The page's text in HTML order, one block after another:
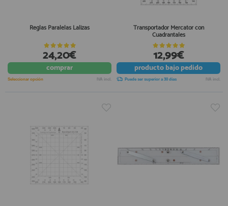
Reglas Paralelas Lalizas
24,20€
comprar
Seleccionar opción IVA incl.
Transportador Mercator con
Cuadrantales
12,99€
productobajo pedido
Puede ser superior a 30 días IVA incl.